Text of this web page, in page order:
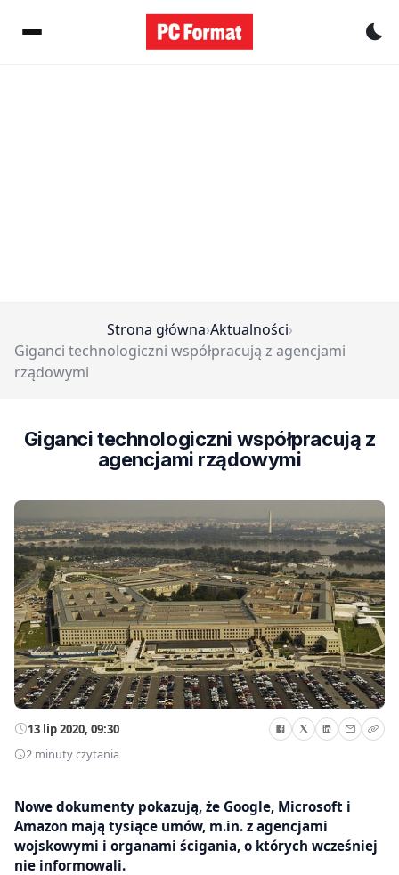
Strona główna›Aktualności›
Giganci technologiczni współpracują z agencjami
rządowymi
Giganci technologiczni współpracują z
agencjami rządowymi
13 lip 2020, 09:30
2 minuty czytania
Nowe dokumenty pokazują, że Google, Microsoft i
Amazon mają tysiące umów, m.in. z agencjami
wojskowymi i organami ścigania, o których wcześniej
nie informowali.